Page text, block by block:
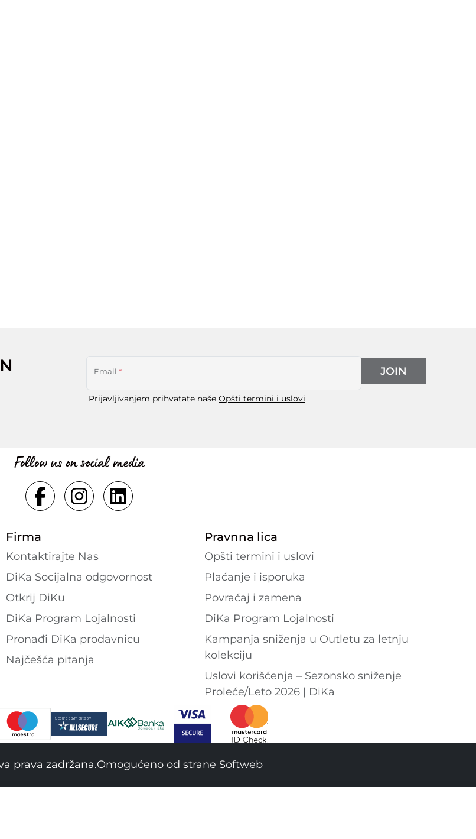
Email *
Prijavljivanjem prihvatate naše Opšti termini i uslovi
JOIN
Follow us on social media
Firma
Kontaktirajte Nas
DiKa Socijalna odgovornost
Otkrij DiKu
DiKa Program Lojalnosti
Pronađi DiKa prodavnicu
Najčešća pitanja
Pravnna lica
Opšti termini i uslovi
Plaćanje i isporuka
Povraćaj i zamena
DiKa Program Lojalnosti
Kampanja sniženja u Outletu za letnju
kolekciju
Uslovi korišćenja – Sezonsko sniženje
Proleće/Leto 2026 | DiKa
prava zadržana.Omogućeno od strane Softweb